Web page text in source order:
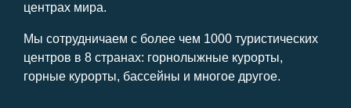
центрах мира.
Мы сотрудничаем с более чем 1000 туристических
центров в 8 странах: горнолыжные курорты,
горные курорты, бассейны и многое другое.